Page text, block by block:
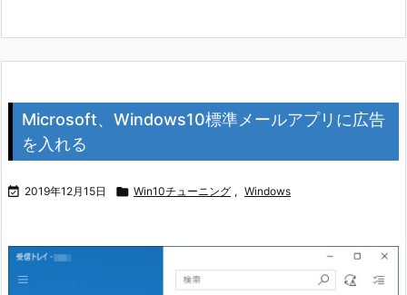
Microsoft、Windows10標準メールアプリに広告
を入れる
 2019年12月15日  Win10チューニング , Windows